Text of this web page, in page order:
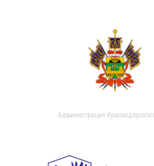
Администрация